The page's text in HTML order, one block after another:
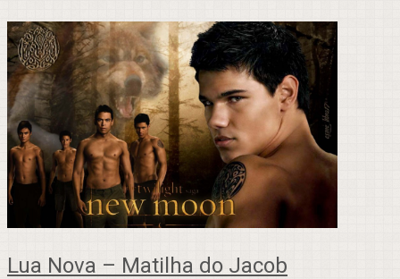
Lua Nova – Matilha do Jacob